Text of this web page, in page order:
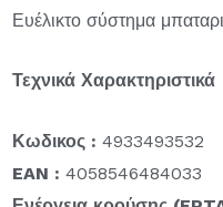
Ευέλικτο σύστημα
Τεχνικά Χαρακτηριστικά
Κωδικος : 4933493532
EAN : 4058546484033